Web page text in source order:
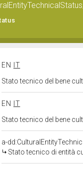
EN
IT
Stato tecnico del bene
EN
IT
Stato tecnico del bene
a-
Stato tecnico di entità